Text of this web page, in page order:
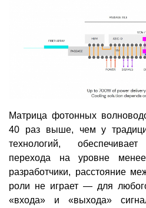
Матрица фотонных
40 раз выше, чем у
технологий,
перехода на уровне
разработчики, расстояние
роли не играет — для
«входа» и «выхода»